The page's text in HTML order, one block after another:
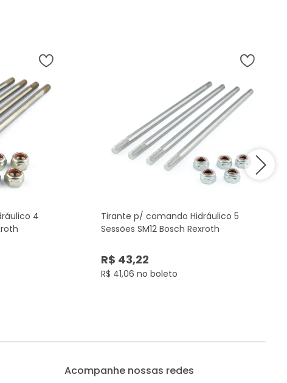
4
Tirante p/ comando Hidráulico 5
Sessões SM12 Bosch Rexroth
R$ 43,22
R$ 41,06 no boleto
Acompanhe nossas redes